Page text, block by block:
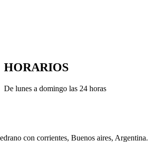
HORARIOS
De lunes a domingo las 24 horas
con corrientes, Buenos aires, Argentina.